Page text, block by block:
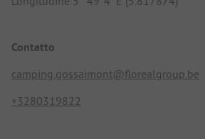
Contatto
camping.gossaimont@florealgroup.be
+3280319822